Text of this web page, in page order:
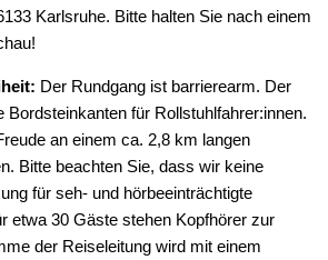
Karlsruhe. Bitte halten Sie nach einem
Der Rundgang ist barrierearm. Der
Bordsteinkanten für Rollstuhlfahrer:innen.
an einem ca. 2,8 km langen
Bitte beachten Sie, dass wir keine
für seh- und hörbeeinträchtigte
etwa 30 Gäste stehen Kopfhörer zur
der Reiseleitung wird mit einem